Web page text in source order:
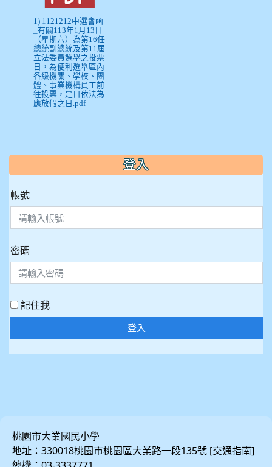
1) 1121212中選會函
_有關113年1月13日
（星期六）為第16任
總統副總統及第11屆
立法委員選舉之投票
日，為便利選舉區內
各級機關、學校、團
體、事業機構員工前
往投票，是日依法為
應放假之日.pdf
::: 登入
帳號
密碼
記住我
登入
桃園市大業國民小學
地址：330018桃園市桃園區大業路一段135號 [交通指南]